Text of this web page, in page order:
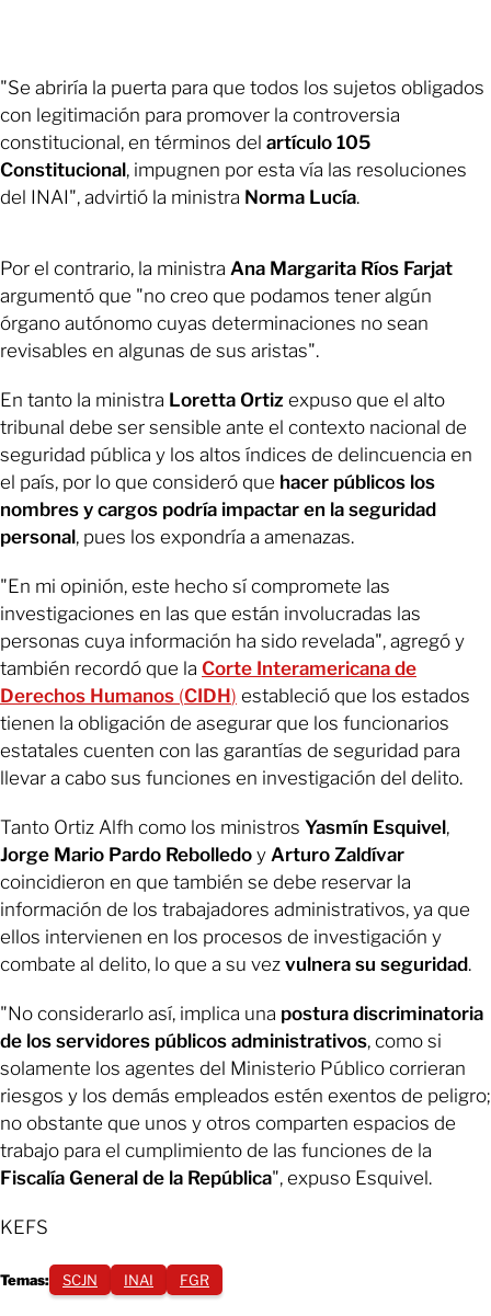
"Se abriría la puerta para que todos los sujetos obligados
con legitimación para promover la controversia
constitucional, en términos del artículo 105
Constitucional, impugnen por esta vía las resoluciones
del INAI", advirtió la ministra Norma Lucía.
Por el contrario, la ministra Ana Margarita Ríos Farjat
argumentó que "no creo que podamos tener algún
órgano autónomo cuyas determinaciones no sean
revisables en algunas de sus aristas".
En tanto la ministra Loretta Ortiz expuso que el alto
tribunal debe ser sensible ante el contexto nacional de
seguridad pública y los altos índices de delincuencia en
el país, por lo que consideró que hacer públicos los
nombres y cargos podría impactar en la seguridad
personal, pues los expondría a amenazas.
"En mi opinión, este hecho sí compromete las
investigaciones en las que están involucradas las
personas cuya información ha sido revelada", agregó y
también recordó que la Corte Interamericana de
Derechos Humanos (CIDH) estableció que los estados
tienen la obligación de asegurar que los funcionarios
estatales cuenten con las garantías de seguridad para
llevar a cabo sus funciones en investigación del delito.
Tanto Ortiz Alfh como los ministros Yasmín Esquivel,
Jorge Mario Pardo Rebolledo y Arturo Zaldívar
coincidieron en que también se debe reservar la
información de los trabajadores administrativos, ya que
ellos intervienen en los procesos de investigación y
combate al delito, lo que a su vez vulnera su seguridad.
"No considerarlo así, implica una postura discriminatoria
de los servidores públicos administrativos, como si
solamente los agentes del Ministerio Público corrieran
riesgos y los demás empleados estén exentos de peligro;
no obstante que unos y otros comparten espacios de
trabajo para el cumplimiento de las funciones de la
Fiscalía General de la República", expuso Esquivel.
KEFS
Temas: SCJN INAI FGR